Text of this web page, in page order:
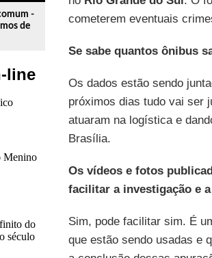
-
de
line
Menino
do
século
cometerem eventuais
Se sabe quantos ônibus
Os dados estão sendo
próximos dias tudo vai ser
atuaram na logística e
Brasília.
Os vídeos e fotos
facilitar a investigação e
Sim, pode facilitar sim. É
que estão sendo usadas e